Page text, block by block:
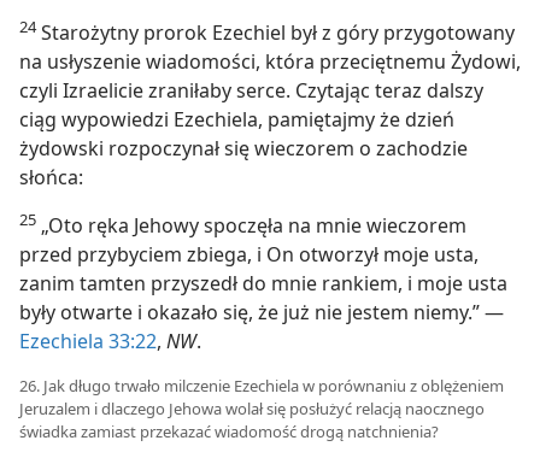
24Starożytny prorok Ezechiel był z góry przygotowany
na usłyszenie wiadomości, która przeciętnemu Żydowi,
czyli Izraelicie zraniłaby serce. Czytając teraz dalszy
ciąg wypowiedzi Ezechiela, pamiętajmy że dzień
żydowski rozpoczynał się wieczorem o zachodzie
słońca:
25 „Oto ręka Jehowy spoczęła na mnie wieczorem
przed przybyciem zbiega, i On otworzył moje usta,
zanim tamten przyszedł do mnie rankiem, i moje usta
były otwarte i okazało się, że już nie jestem niemy.” —
Ezechiela 33:22, NW.
26. Jak długo trwało milczenie Ezechiela w porównaniu z oblężeniem
Jeruzalem i dlaczego Jehowa wolał się posłużyć relacją naocznego
świadka zamiast przekazać wiadomość drogą natchnienia?